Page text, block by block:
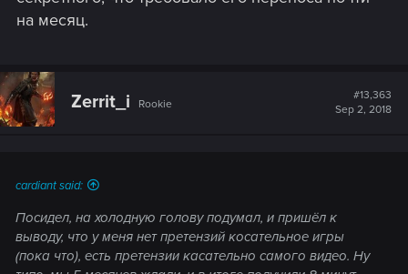
на месяц.
Zerrit_i Rookie
#13,363
Sep 2, 2018
cardiant said:
Посидел, на холодную голову подумал, и пришёл к
выводу, что у меня нет претензий косательное игры
(пока что), есть претензии касательно самого видео. Ну